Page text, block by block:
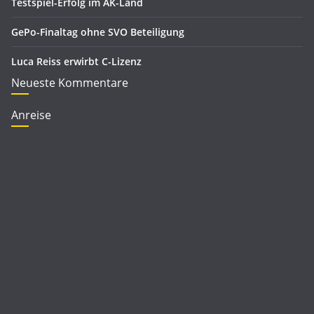
GePo-Finaltag ohne SVO Beteiligung
Luca Reiss erwirbt C-Lizenz
Neueste Kommentare
Anreise